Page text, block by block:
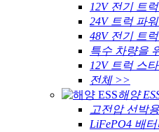
12V 전기 트
24V 트럭 파
48V 전기 트
특수 차량을
12V 트럭 스
전체 >>
해양
고전압 선박
LiFePO4 배